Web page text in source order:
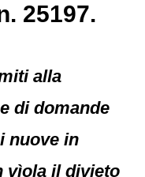
25197.
alla
di domande
nuove in
vìola il divieto